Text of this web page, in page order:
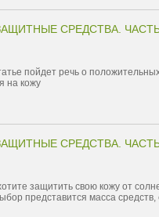
СРЕДСТВА.
пойдет речь о
на кожу
СРЕДСТВА.
защитить свою кожу от
представится масса